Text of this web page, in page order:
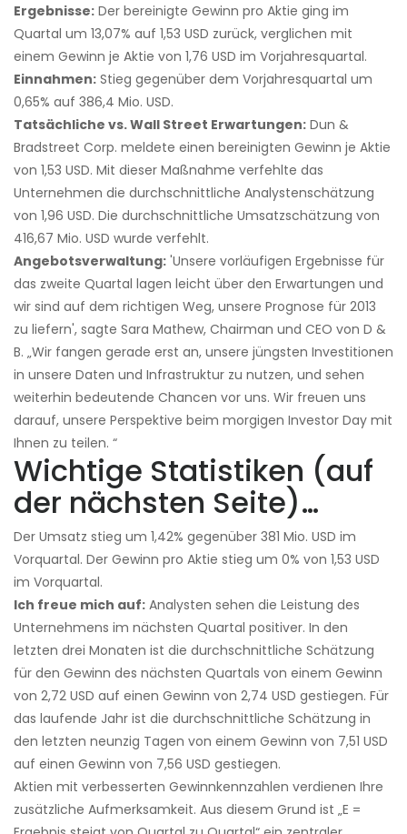
Ergebnisse: Der bereinigte Gewinn pro Aktie ging im
Quartal um 13,07% auf 1,53 USD zurück, verglichen mit
einem Gewinn je Aktie von 1,76 USD im Vorjahresquartal.
Einnahmen: Stieg gegenüber dem Vorjahresquartal um
0,65% auf 386,4 Mio. USD.
Tatsächliche vs. Wall Street Erwartungen: Dun &
Bradstreet Corp. meldete einen bereinigten Gewinn je Aktie
von 1,53 USD. Mit dieser Maßnahme verfehlte das
Unternehmen die durchschnittliche Analystenschätzung
von 1,96 USD. Die durchschnittliche Umsatzschätzung von
416,67 Mio. USD wurde verfehlt.
Angebotsverwaltung: 'Unsere vorläufigen Ergebnisse für
das zweite Quartal lagen leicht über den Erwartungen und
wir sind auf dem richtigen Weg, unsere Prognose für 2013
zu liefern', sagte Sara Mathew, Chairman und CEO von D &
B. „Wir fangen gerade erst an, unsere jüngsten Investitionen
in unsere Daten und Infrastruktur zu nutzen, und sehen
weiterhin bedeutende Chancen vor uns. Wir freuen uns
darauf, unsere Perspektive beim morgigen Investor Day mit
Ihnen zu teilen. “
Wichtige Statistiken (auf
der nächsten Seite)…
Der Umsatz stieg um 1,42% gegenüber 381 Mio. USD im
Vorquartal. Der Gewinn pro Aktie stieg um 0% von 1,53 USD
im Vorquartal.
Ich freue mich auf: Analysten sehen die Leistung des
Unternehmens im nächsten Quartal positiver. In den
letzten drei Monaten ist die durchschnittliche Schätzung
für den Gewinn des nächsten Quartals von einem Gewinn
von 2,72 USD auf einen Gewinn von 2,74 USD gestiegen. Für
das laufende Jahr ist die durchschnittliche Schätzung in
den letzten neunzig Tagen von einem Gewinn von 7,51 USD
auf einen Gewinn von 7,56 USD gestiegen.
Aktien mit verbesserten Gewinnkennzahlen verdienen Ihre
zusätzliche Aufmerksamkeit. Aus diesem Grund ist „E =